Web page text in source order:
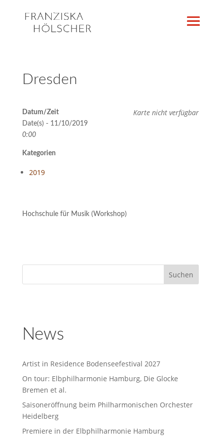
Dresden
Karte nicht verfügbar
Datum/Zeit
Date(s) - 11/10/2019
0:00
Kategorien
2019
Hochschule für Musik (Workshop)
News
Artist in Residence Bodenseefestival 2027
On tour: Elbphilharmonie Hamburg, Die Glocke
Bremen et al.
Saisoneröffnung beim Philharmonischen Orchester
Heidelberg
Premiere in der Elbphilharmonie Hamburg